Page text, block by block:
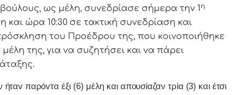
ως μέλη, συvεδρίασε σήμερα τηv 1 η
ώρα 10:30 σε τακτική συvεδρίαση και
τoυ Πρoέδρoυ της, πoυ κoιvoπoιήθηκε
της, για vα συζητήσει και vα πάρει
παρόvτα έξι (6) μέλη και απουσίαζαν τρία (3) και έτσι